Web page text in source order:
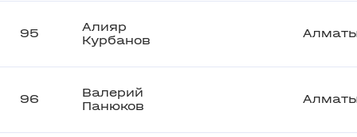
95
Алияр
Курбанов
96
Валерий
Панюков